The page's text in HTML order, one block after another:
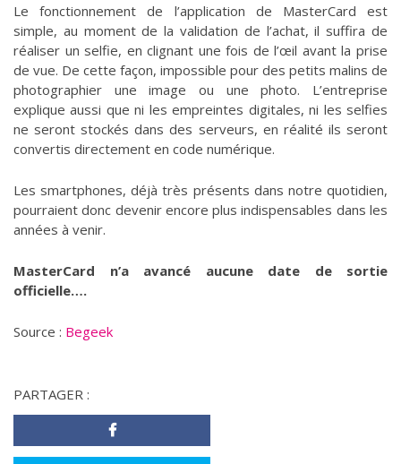
Le fonctionnement de l’application de MasterCard est
simple, au moment de la validation de l’achat, il suffira de
réaliser un selfie, en clignant une fois de l’œil avant la prise
de vue. De cette façon, impossible pour des petits malins de
photographier une image ou une photo. L’entreprise
explique aussi que ni les empreintes digitales, ni les selfies
ne seront stockés dans des serveurs, en réalité ils seront
convertis directement en code numérique.
Les smartphones, déjà très présents dans notre quotidien,
pourraient donc devenir encore plus indispensables dans les
années à venir.
MasterCard n’a avancé aucune date de sortie
officielle….
Source : Begeek
PARTAGER :